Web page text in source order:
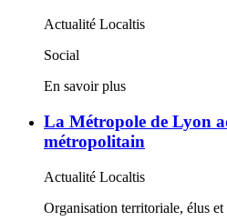
Actualité Localtis
Social
En savoir plus
La Métropole de Lyon
métropolitain
Actualité Localtis
Organisation territoriale, élus